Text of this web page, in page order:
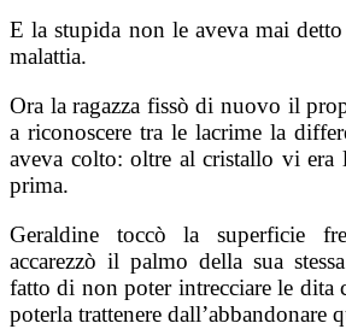
E la stupida non le aveva mai
malattia.
Ora la ragazza fissò di nuovo il
a riconoscere tra le lacrime la
aveva colto: oltre al cristallo vi
prima.
Geraldine toccò la superficie
accarezzò il palmo della sua
fatto di non poter intrecciare le dita
poterla trattenere dall’abbandonare